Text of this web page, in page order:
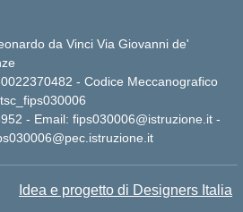
da Vinci Via Giovanni de'
- Codice Meccanografico
- Email: fips030006@istruzione.it -
Idea e progetto di Designers Italia